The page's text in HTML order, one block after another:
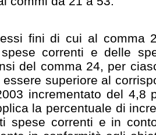
fini di cui al comma
correnti e delle
del comma 24, per
superiore al
incrementato del 4,8
la percentuale di
spese correnti e in